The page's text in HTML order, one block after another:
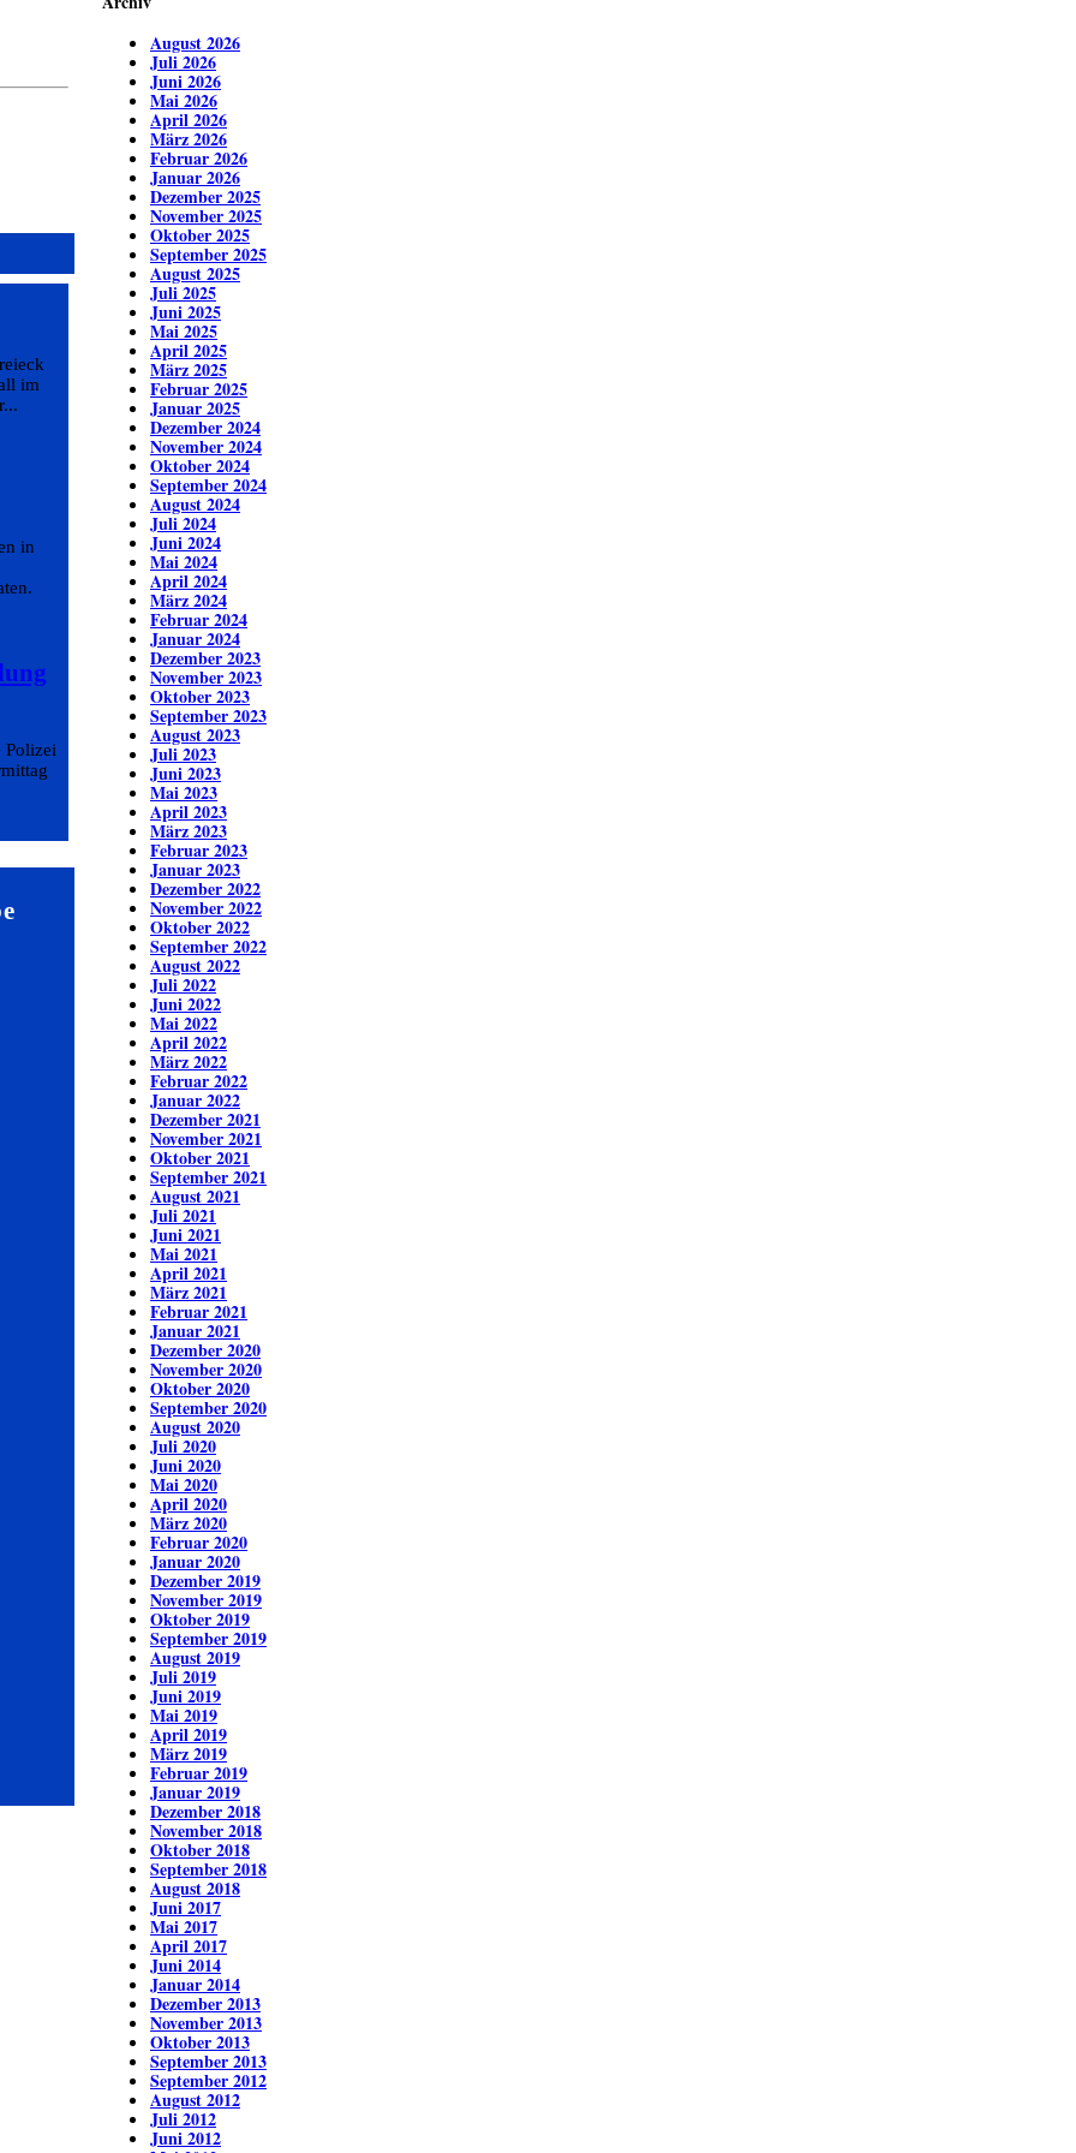
im
in
Polizei
August 2026
Juli 2026
Juni 2026
Mai 2026
April 2026
März 2026
Februar 2026
Januar 2026
Dezember 2025
November 2025
Oktober 2025
September 2025
August 2025
Juli 2025
Juni 2025
Mai 2025
April 2025
März 2025
Februar 2025
Januar 2025
Dezember 2024
November 2024
Oktober 2024
September 2024
August 2024
Juli 2024
Juni 2024
Mai 2024
April 2024
März 2024
Februar 2024
Januar 2024
Dezember 2023
November 2023
Oktober 2023
September 2023
August 2023
Juli 2023
Juni 2023
Mai 2023
April 2023
März 2023
Februar 2023
Januar 2023
Dezember 2022
November 2022
Oktober 2022
September 2022
August 2022
Juli 2022
Juni 2022
Mai 2022
April 2022
März 2022
Februar 2022
Januar 2022
Dezember 2021
November 2021
Oktober 2021
September 2021
August 2021
Juli 2021
Juni 2021
Mai 2021
April 2021
März 2021
Februar 2021
Januar 2021
Dezember 2020
November 2020
Oktober 2020
September 2020
August 2020
Juli 2020
Juni 2020
Mai 2020
April 2020
März 2020
Februar 2020
Januar 2020
Dezember 2019
November 2019
Oktober 2019
September 2019
August 2019
Juli 2019
Juni 2019
Mai 2019
April 2019
März 2019
Februar 2019
Januar 2019
Dezember 2018
November 2018
Oktober 2018
September 2018
August 2018
Juni 2017
Mai 2017
April 2017
Juni 2014
Januar 2014
Dezember 2013
November 2013
Oktober 2013
September 2013
September 2012
August 2012
Juli 2012
Juni 2012